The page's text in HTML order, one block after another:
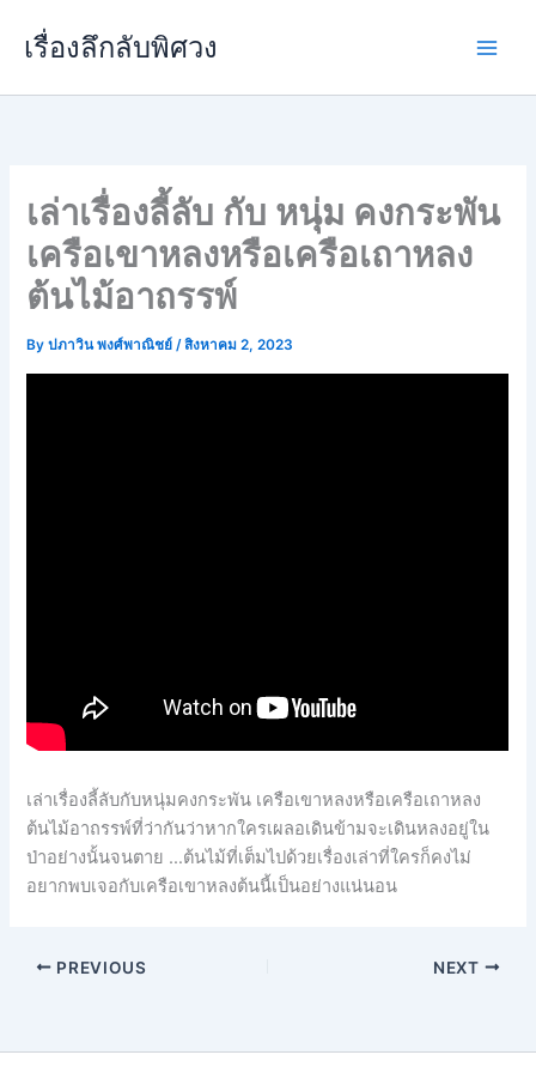
เรื่องลึกลับพิศวง
เล่าเรื่องลี้ลับ กับ หนุ่ม คงกระพัน
เครือเขาหลงหรือเครือเถาหลง
ต้นไม้อาถรรพ์
Byปภาวิน พงศ์พาณิชย์/สิงหาคม 2, 2023
เล่าเรื่องลี้ลับกับหนุ่มคงกระพัน เครือเขาหลงหรือเครือเถาหลง
ต้นไม้อาถรรพ์ที่ว่ากันว่าหากใครเผลอเดินข้ามจะเดินหลงอยู่ใน
ป่าอย่างนั้นจนตาย …ต้นไม้ที่เต็มไปด้วยเรื่องเล่าที่ใครก็คงไม่
อยากพบเจอกับเครือเขาหลงต้นนี้เป็นอย่างแน่นอน
PREVIOUS NEXT